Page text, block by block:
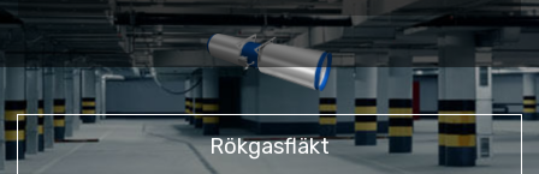
Rökgasfläkt